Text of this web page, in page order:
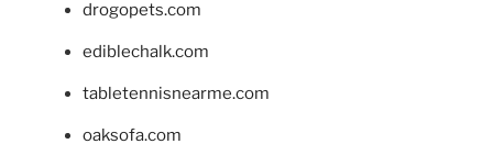
drogopets.com
ediblechalk.com
tabletennisnearme.com
oaksofa.com